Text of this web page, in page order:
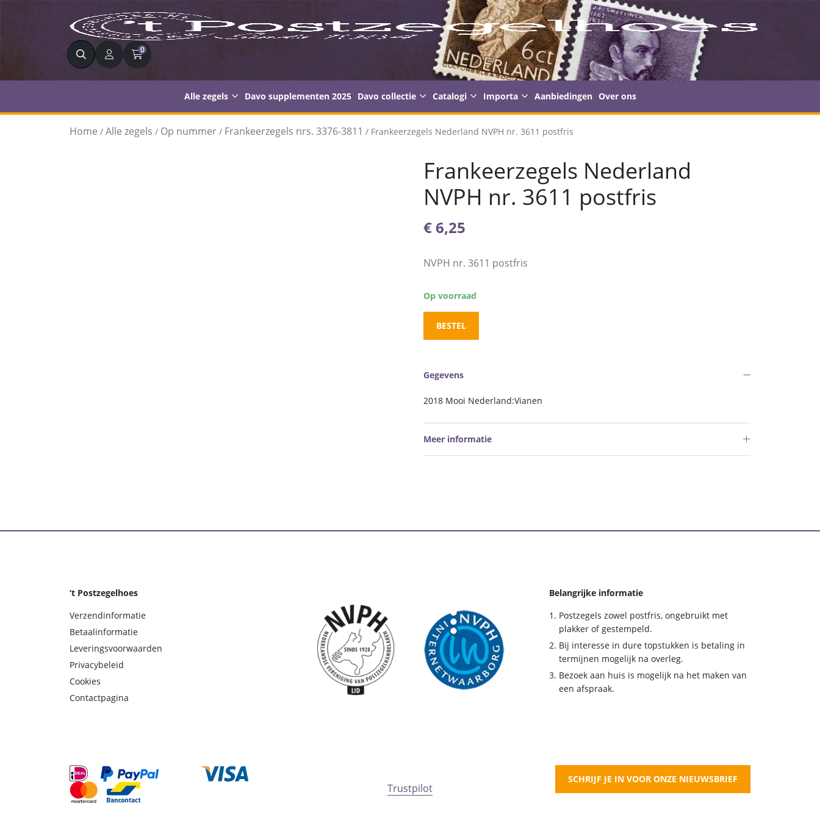
Zoeken 0
Alle zegels Davo supplementen 2025 Davo collectie Catalogi Importa Aanbiedingen Over ons
Home / Alle zegels / Op nummer / Frankeerzegels nrs. 3376-3811 / Frankeerzegels Nederland NVPH nr. 3611 postfris
Frankeerzegels Nederland
NVPH nr. 3611 postfris
€6,25
NVPH nr. 3611 postfris
Op voorraad
BESTEL
Gegevens
2018 Mooi Nederland:Vianen
Meer informatie
‘t Postzegelhoes
Verzendinformatie
Betaalinformatie
Leveringsvoorwaarden
Privacybeleid
Cookies
Contactpagina
Belangrijke informatie
Postzegels zowel postfris, ongebruikt met
plakker of gestempeld.
Bij interesse in dure topstukken is betaling in
termijnen mogelijk na overleg.
Bezoek aan huis is mogelijk na het maken van
een afspraak.
Trustpilot
SCHRIJF JE IN VOOR ONZE NIEUWSBRIEF